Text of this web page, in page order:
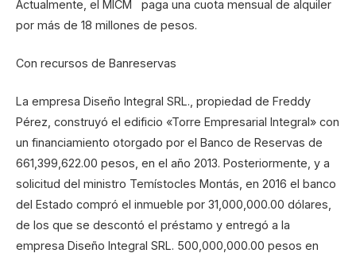
Actualmente, el MICM paga una cuota mensual de alquiler
por más de 18 millones de pesos.
Con recursos de Banreservas
La empresa Diseño Integral SRL., propiedad de Freddy
Pérez, construyó el edificio «Torre Empresarial Integral» con
un financiamiento otorgado por el Banco de Reservas de
661,399,622.00 pesos, en el año 2013. Posteriormente, y a
solicitud del ministro Temístocles Montás, en 2016 el banco
del Estado compró el inmueble por 31,000,000.00 dólares,
de los que se descontó el préstamo y entregó a la
empresa Diseño Integral SRL. 500,000,000.00 pesos en